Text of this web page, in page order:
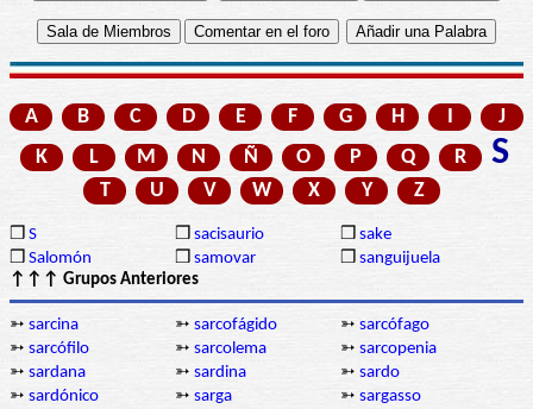
A B C D E F G H
J
K
L M N Ñ O P Q R S
T U V W X Y Z
❒ S ❒ sacisaurio ❒ sake
❒ Salomón ❒ samovar ❒ sanguijuela
↑↑↑ Grupos Anteriores
➳ sarcina ➳ sarcofágido ➳ sarcófago
➳ sarcófilo ➳ sarcolema ➳ sarcopenia
➳ sardana ➳ sardina ➳ sardo
➳ sardónico ➳ sarga ➳ sargasso